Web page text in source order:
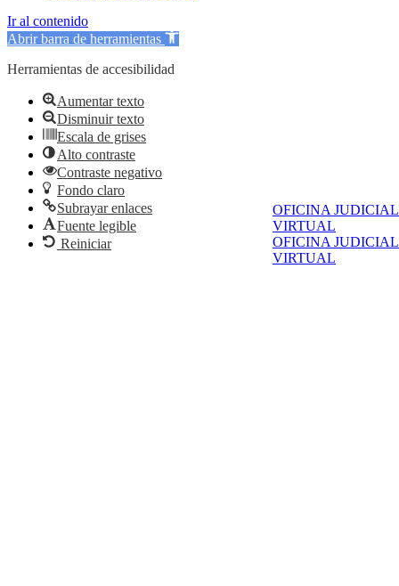
OFICINA JUDICIAL
VIRTUAL
OFICINA JUDICIAL
VIRTUAL
Ir al contenido
Abrir barra de herramientas
Herramientas de accesibilidad
Aumentar texto
Disminuir texto
Escala de grises
Alto contraste
Contraste negativo
Fondo claro
Subrayar enlaces
Fuente legible
Reiniciar